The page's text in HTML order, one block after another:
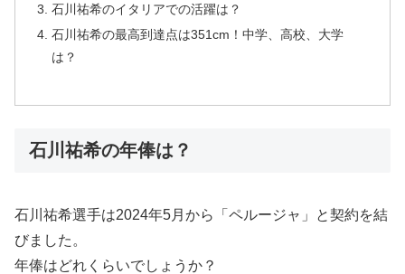
石川祐希のイタリアでの活躍は？
石川祐希の最高到達点は351cm！中学、高校、大学
は？
石川祐希の年俸は？
石川祐希選手は2024年5月から「ペルージャ」と契約を結
びました。
年俸はどれくらいでしょうか？